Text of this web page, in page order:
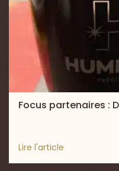
Focus partenaires :
Lire l'article